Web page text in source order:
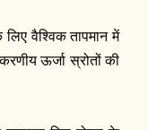
वैश्विक तापमान में
ऊर्जा स्रोतों की